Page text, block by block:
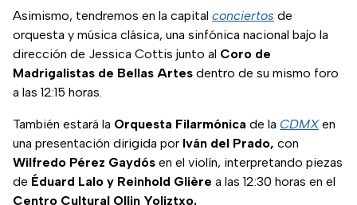
Asimismo, tendremos en la capital conciertos de
orquesta y música clásica, una sinfónica nacional bajo la
dirección de Jessica Cottis junto al Coro de
Madrigalistas de Bellas Artes dentro de su mismo foro
a las 12:15 horas.
También estará la Orquesta Filarmónica de la CDMXen
una presentación dirigida por Iván del Prado, con
Wilfredo Pérez Gaydós en el violín, interpretando piezas
de Éduard Lalo y Reinhold Glière a las 12:30 horas en el
Centro Cultural Ollin Yoliztxo.